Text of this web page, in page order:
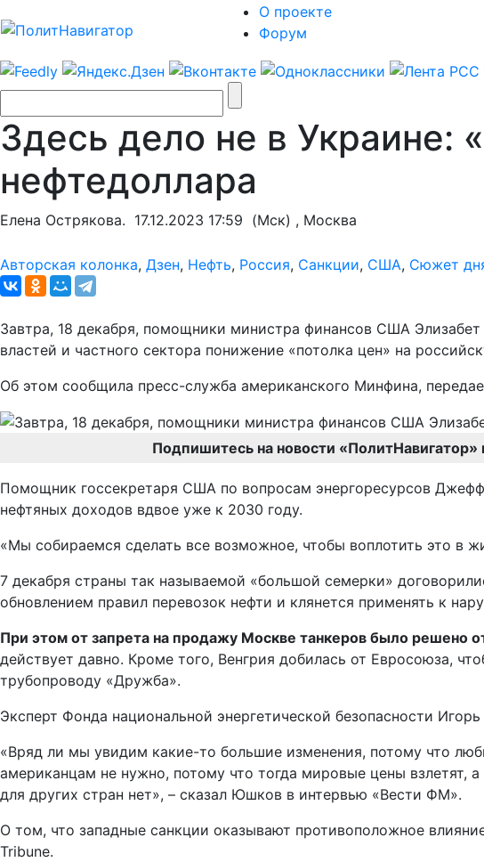
О проекте
Форум
Здесь дело не в Украине:
нефтедоллара
Елена Острякова. 17.12.2023 17:59 (Мск) , Москва
Авторская колонка, Дзен, Нефть, Россия, Санкции, США, Сюжет
Завтра, 18 декабря, помощники министра финансов США
властей и частного сектора понижение «потолка цен» на
Об этом сообщила пресс-служба американского Минфина,
Подпишитесь на новости «ПолитНавигатор»
Помощник госсекретаря США по вопросам энергоресурсов
нефтяных доходов вдвое уже к 2030 году.
«Мы собираемся сделать все возможное, чтобы воплотить это в
7 декабря страны так называемой «большой семерки»
обновлением правил перевозок нефти и клянется применять к
При этом от запрета на продажу Москве танкеров было решено
действует давно. Кроме того, Венгрия добилась от Евросоюза,
трубопроводу «Дружба».
Эксперт Фонда национальной энергетической безопасности
«Вряд ли мы увидим какие-то большие изменения, потому что
американцам не нужно, потому что тогда мировые цены взлетят,
для других стран нет», – сказал Юшков в интервью «Вести ФМ».
О том, что западные санкции оказывают противоположное
Tribune.